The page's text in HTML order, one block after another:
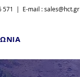
571 | E-mail :sales@hct.gr